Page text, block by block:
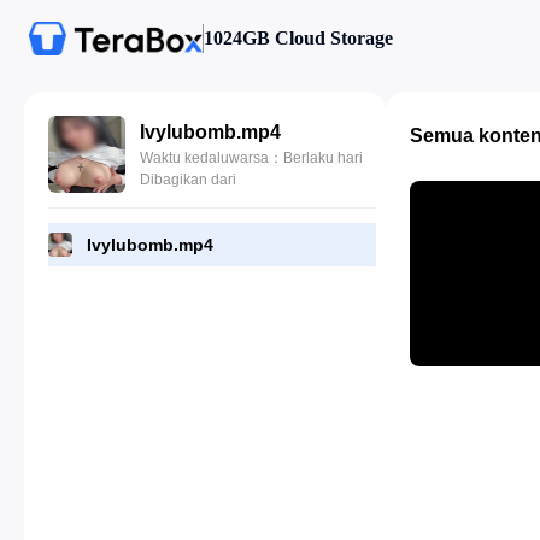
1024GB Cloud Storage
Ivylubomb.mp4
Waktu kedaluwarsa：Berlaku hari
Dibagikan dari
Ivylubomb.mp4
Semua